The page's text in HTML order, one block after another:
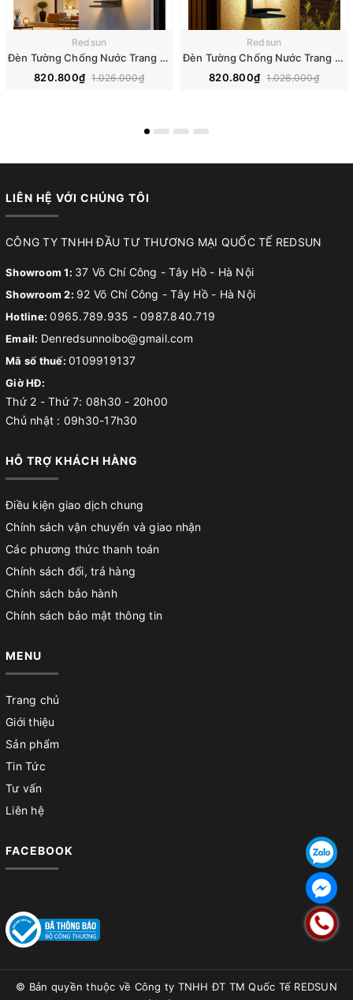
Redsun
Đèn Tường Chống Nước Trang Trí Ngoài Trời Nhà Hàng, Khách Sạn, Biệt Thự, Sân Vườn DTOD-001
820.800₫ 1.026.000₫
Redsun
Đèn Tường Chống Nước Trang Trí Ngoài Trời Nhà Hàng, Khách Sạn, Biệt Thự, Sân Vườn DTOD-002
820.800₫ 1.026.000₫
LIÊN HỆ VỚI CHÚNG TÔI
CÔNG TY TNHH ĐẦU TƯ THƯƠNG MẠI QUỐC TẾ REDSUN
Showroom 1: 37 Võ Chí Công - Tây Hồ - Hà Nội
Showroom 2: 92 Võ Chí Công - Tây Hồ - Hà Nội
Hotline:0965.789.935 - 0987.840.719
Email: Denredsunnoibo@gmail.com
Mã số thuế: 0109919137
Giờ HĐ:
Thứ 2 - Thứ 7: 08h30 - 20h00
Chủ nhật : 09h30-17h30
HỖ TRỢ KHÁCH HÀNG
Điều kiện giao dịch chung
Chính sách vận chuyển và giao nhận
Các phương thức thanh toán
Chính sách đổi, trả hàng
Chính sách bảo hành
Chính sách bảo mật thông tin
MENU
Trang chủ
Giới thiệu
Sản phẩm
Tin Tức
Tư vấn
Liên hệ
FACEBOOK
© Bản quyền thuộc về Công ty TNHH ĐT TM Quốc Tế REDSUN